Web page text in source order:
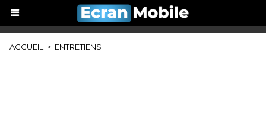
ACCUEIL > ENTRETIENS